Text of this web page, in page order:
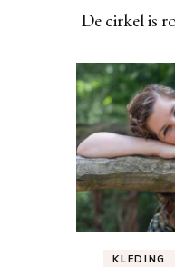
De cirkel is
KLEDING